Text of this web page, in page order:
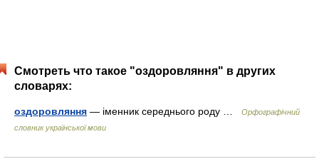
Смотреть что такое "оздоровляння" в других
словарях:
оздоровляння — іменник середнього роду …
Орфографічний
словник української мови